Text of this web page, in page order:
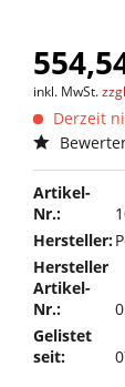
inkl. MwSt.
Derzeit
Artikel-
Nr.:
Hersteller:
Hersteller
Artikel-
Nr.:
Gelistet
seit: